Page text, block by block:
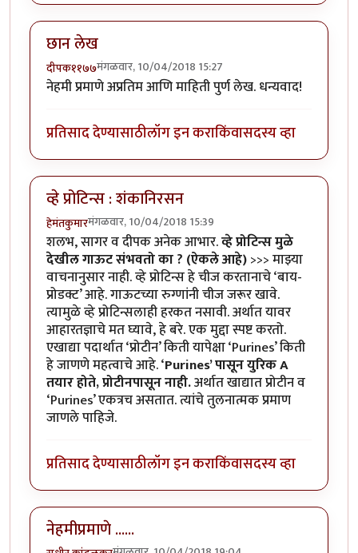
छान लेख
दीपक११७७मंगळवार, 10/04/2018 15:27
नेहमी प्रमाणे अप्रतिम आणि माहिती पुर्ण लेख. धन्यवाद!
प्रतिसाद देण्यासाठीलॉग इन कराकिंवासदस्य व्हा
व्हे प्रोटिन्स : शंकानिरसन
हेमंतकुमारमंगळवार, 10/04/2018 15:39
शलभ, सागर व दीपक अनेक आभार.व्हे प्रोटिन्स मुळे
देखील गाऊट संभवतो का ? (ऐकले आहे)>>> माझ्या
वाचनानुसार नाही. व्हे प्रोटिन्स हे चीज करतानाचे ‘बाय-
प्रोडक्ट’ आहे. गाऊटच्या रुग्णांनी चीज जरूर खावे.
त्यामुळे व्हे प्रोटिन्सलाही हरकत नसावी. अर्थात यावर
आहारतज्ञाचे मत घ्यावे, हे बरे. एक मुद्दा स्पष्ट करतो.
एखाद्या पदार्थात ‘प्रोटीन’ किती यापेक्षा ‘Purines’ किती
हे जाणणे महत्वाचे आहे. ‘Purines’ पासून युरिक A
तयार होते, प्रोटीनपासून नाही.अर्थात खाद्यात प्रोटीन व
‘Purines’ एकत्रच असतात. त्यांचे तुलनात्मक प्रमाण
जाणले पाहिजे.
प्रतिसाद देण्यासाठीलॉग इन कराकिंवासदस्य व्हा
नेहमीप्रमाणे ......